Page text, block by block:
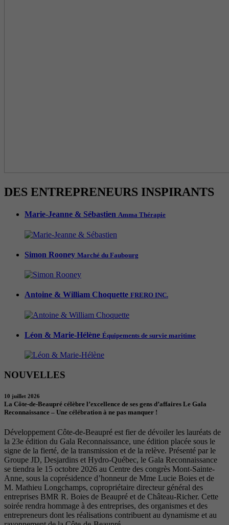
DES ENTREPRENEURS INSPIRANTS
Marie-Jeanne & Sébastien Amma Thérapie
Simon Rooney Marché du Faubourg
Antoine & William Choquette FRERO INC.
Léon & Marie-Hélène Équipements de survie maritime
NOUVELLES
10 juillet 2026
La Côte-de-Beaupré célèbre l’excellence de ses gens d’affaires Le Gala
Reconnaissance – Une célébration à ne pas manquer !
Développement Côte-de-Beaupré est fier de dévoiler les lauréats de
la 23e édition du Gala Reconnaissance, une édition placée sous le
signe de la fierté, de la transmission et de la relève. Présenté par le
Groupe JD, Desjardins et Hydro-Québec, le Gala Reconnaissance
se tiendra le 15 octobre 2026 au Centre des congrès Mont-Sainte-
Anne, sous la coprésidence d’honneur de Mme Lucie Boies et de
M. Mathieu Longchamps, copropriétaire directeur général des
entreprises BMR R. Boies de Beaupré et de Château-Richer. Cette
soirée rendra hommage à des entreprises, des organismes et des
entrepreneurs dont les réalisations contribuent au dynamisme et au